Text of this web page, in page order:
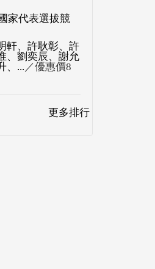
家代表選拔競
軒、許耿彰、許
、劉奕辰、謝允
、... ／優惠價8
更多排行